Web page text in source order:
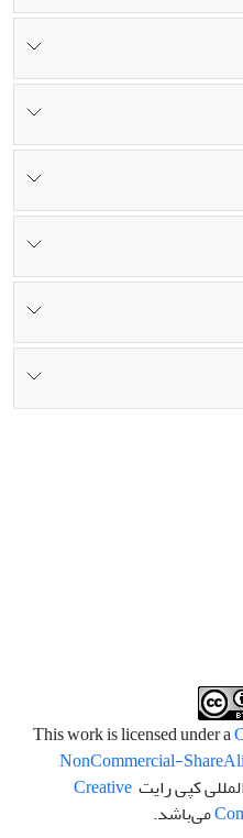
NonCommercial-
کپی رایتCreative
می‌باشد.